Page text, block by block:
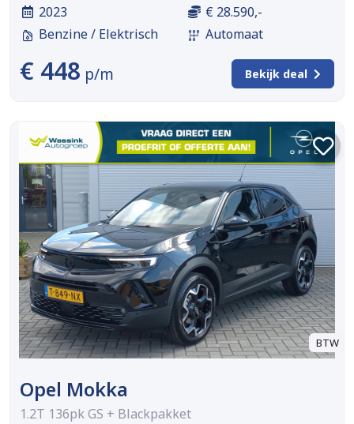
2023
Benzine / Elektrisch
€ 28.590,-
Automaat
€ 448 p/m Bekijk deal
BTW
Opel Mokka
1.2T 136pk GS + Blackpakket